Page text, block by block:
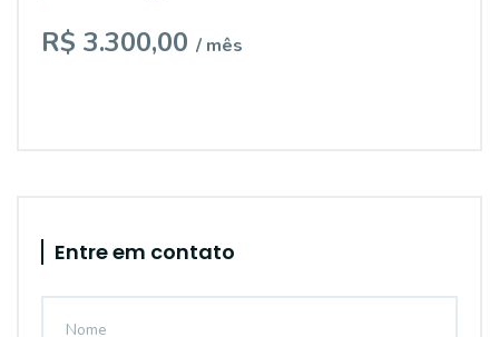
R$ 3.300,00 / mês
Entre em contato